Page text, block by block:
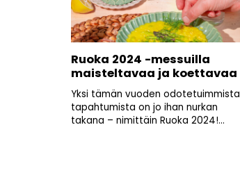
Ruoka 2024 -messuilla
maisteltavaa ja koettavaa
Yksi tämän vuoden odotetuimmista
tapahtumista on jo ihan nurkan
takana – nimittäin Ruoka 2024!...